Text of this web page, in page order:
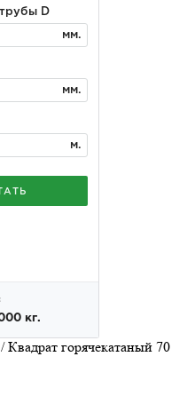
/ Квадрат горячекатаный 70